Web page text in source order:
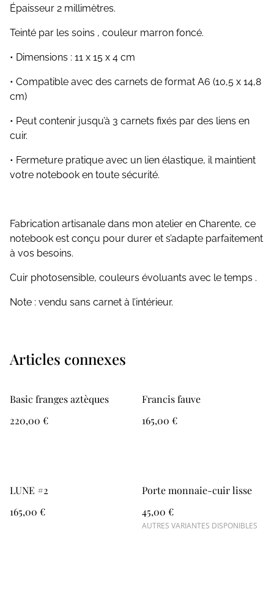
Épaisseur 2 millimètres.
Teinté par les soins , couleur marron foncé.
• Dimensions : 11 x 15 x 4 cm
• Compatible avec des carnets de format A6 (10,5 x 14,8
cm)
• Peut contenir jusqu’à 3 carnets fixés par des liens en
cuir.
• Fermeture pratique avec un lien élastique, il maintient
votre notebook en toute sécurité.
Fabrication artisanale dans mon atelier en Charente, ce
notebook est conçu pour durer et s’adapte parfaitement
à vos besoins.
Cuir photosensible, couleurs évoluants avec le temps .
Note : vendu sans carnet à l’intérieur.
Articles connexes
Basic franges aztèques
220,00 €
Francis fauve
165,00 €
LUNE #2
165,00 €
Porte monnaie-cuir lisse
45,00 €
AUTRES VARIANTES DISPONIBLES